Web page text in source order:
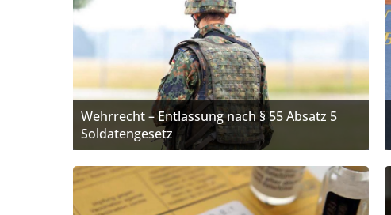
Wehrrecht – Entlassung nach § 55 Absatz 5
Soldatengesetz